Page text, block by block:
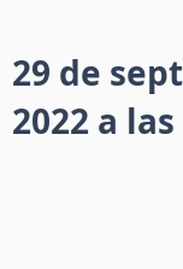
29 de
2022 a